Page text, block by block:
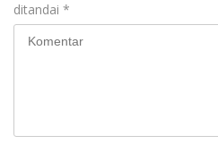
ditandai *